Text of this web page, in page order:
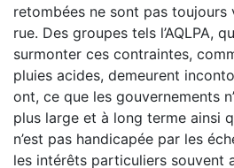
retombées ne sont pas toujours
rue. Des groupes tels l’AQLPA,
surmonter ces contraintes,
pluies acides, demeurent
ont, ce que les gouvernements
plus large et à long terme ainsi
n’est pas handicapée par les
les intérêts particuliers souvent